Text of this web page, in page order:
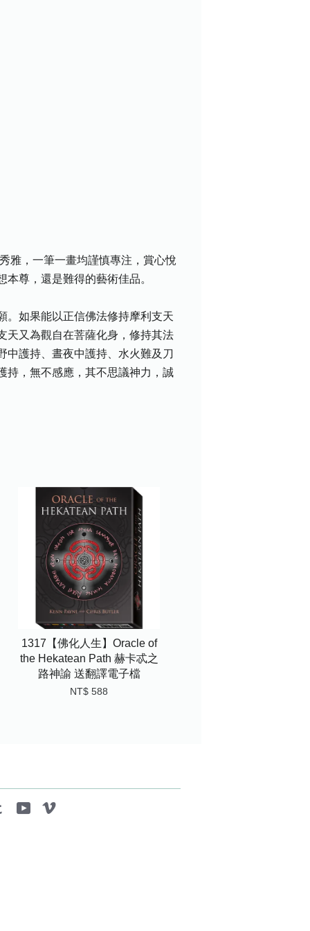
雅，一筆一畫均謹慎專注，賞心悅
尊，還是難得的藝術佳品。
。如果能以正信佛法修持摩利支天
天又為觀自在菩薩化身，修持其法
中護持、晝夜中護持、水火難及刀
持，無不感應，其不思議神力，誠
1317【佛化人生】Oracle of
the Hekatean Path 赫卡忒之
路神諭 送翻譯電子檔
NT$ 588
Tumblr YouTube